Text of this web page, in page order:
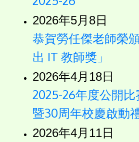
2026年5月8日
恭賀勞任傑老師榮
出 IT 教師獎」
2026年4月18日
2025-26年度公開
暨30周年校慶啟動
2026年4月11日